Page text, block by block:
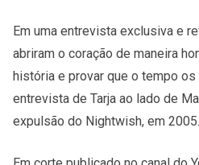
Em uma entrevista exclusiva e
abriram o coração de maneira
história e provar que o tempo
entrevista de Tarja ao lado de
expulsão do Nightwish, em 2005.